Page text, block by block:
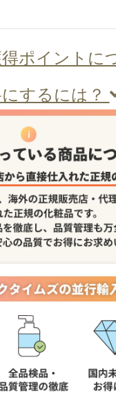
得ポイントに
するには？